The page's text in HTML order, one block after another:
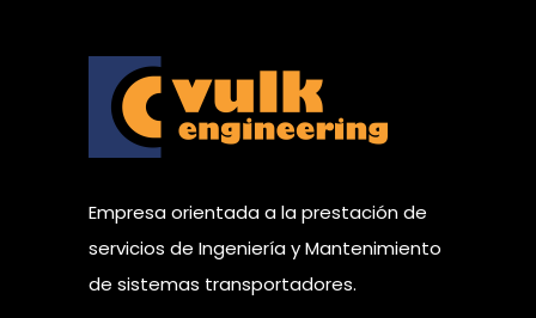
Empresa orientada a la prestación de
servicios de Ingeniería y Mantenimiento
de sistemas transportadores.